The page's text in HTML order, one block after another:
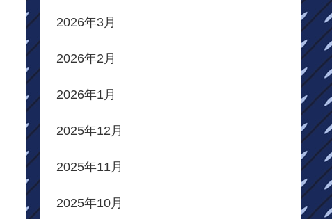
2026年3月
2026年2月
2026年1月
2025年12月
2025年11月
2025年10月